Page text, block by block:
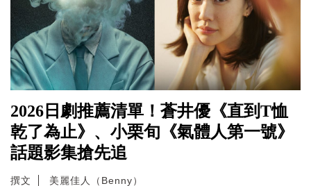
2026日劇推薦清單！蒼井優《直到T恤
乾了為止》、小栗旬《氣體人第一號》
話題影集搶先追
撰文 美麗佳人（Benny）